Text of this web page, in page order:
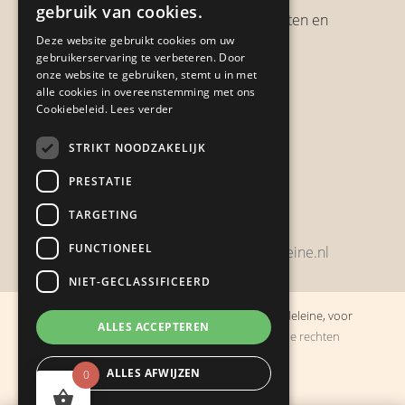
Verzendbeleid, verzendkosten en
verzendtijden
Heb je een klacht?
Zwijnsbergenstraat 154
bestelling@boulevarddelamadeleine.nl
Boulevard de la Madeleine, voor
cadeaus die je stiekem liever zelf houdt· Alle rechten
voorbehouden
Ontwikkeling door
Probu
0
gebruik van cookies.
Deze website gebruikt cookies om uw
gebruikerservaring te verbeteren. Door
onze website te gebruiken, stemt u in met
alle cookies in overeenstemming met ons
Cookiebeleid. Lees verder
STRIKT NOODZAKELIJK
PRESTATIE
TARGETING
FUNCTIONEEL
NIET-GECLASSIFICEERD
ALLES ACCEPTEREN
ALLES AFWIJZEN